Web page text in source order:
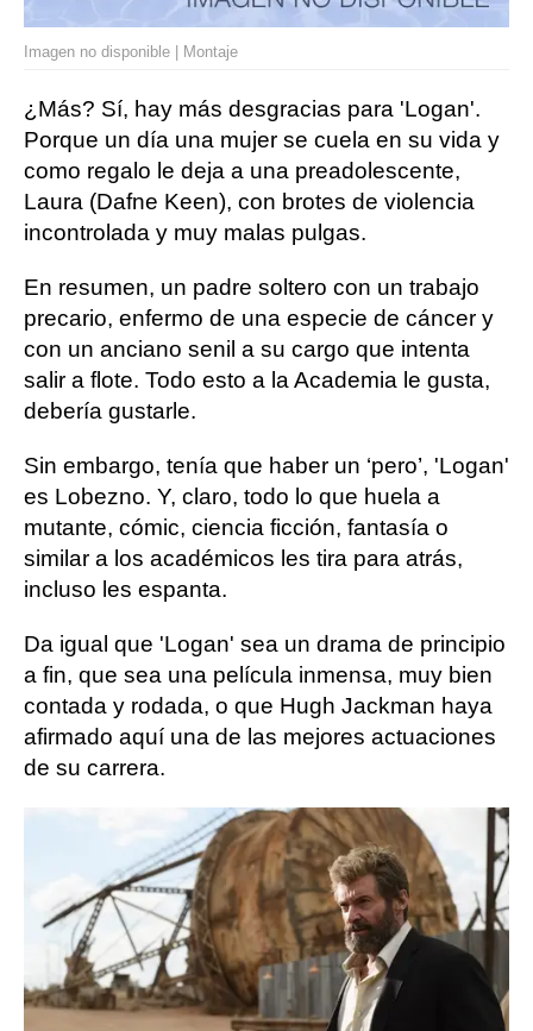
Imagen no disponible | Montaje
¿Más? Sí, hay más desgracias para 'Logan'.
Porque un día una mujer se cuela en su vida y
como regalo le deja a una preadolescente,
Laura (Dafne Keen), con brotes de violencia
incontrolada y muy malas pulgas.
En resumen, un padre soltero con un trabajo
precario, enfermo de una especie de cáncer y
con un anciano senil a su cargo que intenta
salir a flote. Todo esto a la Academia le gusta,
debería gustarle.
Sin embargo, tenía que haber un ‘pero’, 'Logan'
es Lobezno. Y, claro, todo lo que huela a
mutante, cómic, ciencia ficción, fantasía o
similar a los académicos les tira para atrás,
incluso les espanta.
Da igual que 'Logan' sea un drama de principio
a fin, que sea una película inmensa, muy bien
contada y rodada, o que Hugh Jackman haya
afirmado aquí una de las mejores actuaciones
de su carrera.